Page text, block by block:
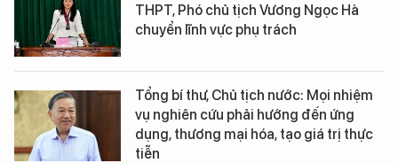
THPT, Phó chủ tịch Vương Ngọc Hà
chuyển lĩnh vực phụ trách
Tổng bí thư, Chủ tịch nước: Mọi nhiệm
vụ nghiên cứu phải hướng đến ứng
dụng, thương mại hóa, tạo giá trị thực
tiễn